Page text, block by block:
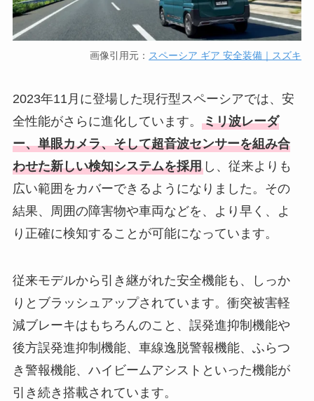
画像引用元： スペーシア ギア 安全装備｜スズキ
2023年11月に登場した現行型スペーシアでは、安
全性能がさらに進化しています。 ミリ波レーダ
ー、単眼カメラ、そして超音波センサーを組み合
わせた新しい検知システムを採用し、従来よりも
広い範囲をカバーできるようになりました。その
結果、周囲の障害物や車両などを、より早く、よ
り正確に検知することが可能になっています。
従来モデルから引き継がれた安全機能も、しっか
りとブラッシュアップされています。衝突被害軽
減ブレーキはもちろんのこと、誤発進抑制機能や
後方誤発進抑制機能、車線逸脱警報機能、ふらつ
き警報機能、ハイビームアシストといった機能が
引き続き搭載されています。